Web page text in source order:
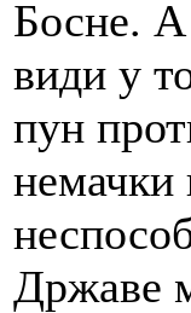
Босне. А
види у
пун
немачки
Државе